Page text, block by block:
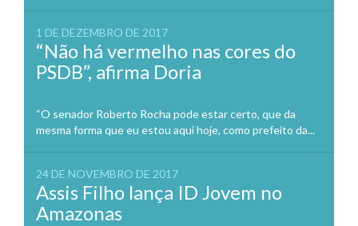
1 DE DEZEMBRO DE 2017
“Não há vermelho nas cores do
PSDB”, afirma Doria
“O senador Roberto Rocha pode estar certo, que da
mesma forma que eu estou aqui hoje, como prefeito da...
24 DE NOVEMBRO DE 2017
Assis Filho lança ID Jovem no
Amazonas